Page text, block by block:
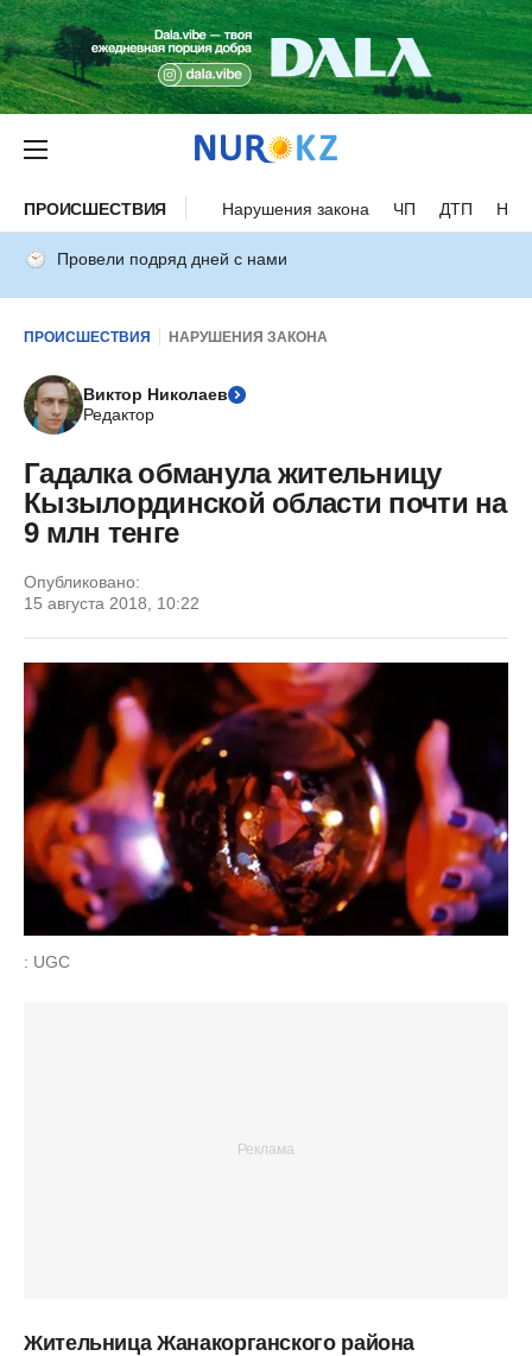
ПРОИСШЕСТВИЯ Нарушения закона ЧП ДТП
Провели подряд дней с нами
ПРОИСШЕСТВИЯ НАРУШЕНИЯ ЗАКОНА
Виктор Николаев
Редактор
Гадалка обманула жительницу
Кызылординской области почти на
9 млн тенге
Опубликовано:
15 августа 2018, 10:22
: UGC
Жительница Жанакорганского района